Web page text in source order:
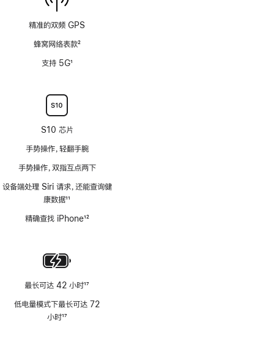
精准的双频 GPS
蜂窝网络表款2
支持 5G1
S10 芯片
手势操作，轻翻手腕
手势操作，双指互点两下
设备端处理 Siri 请求，还能查询健
康数据11
精确查找 iPhone12
最长可达 42 小时17
低电量模式下最长可达 72
小时17